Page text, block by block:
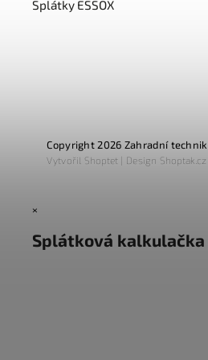
Splátky ESSOX
Copyright 2026 Zahradní
VytvořilShoptet | DesignShoptak.cz
×
Splátková kalkulačka